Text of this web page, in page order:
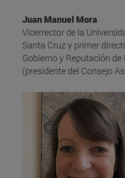
Juan Manuel Mora
Vicerrector de la
Santa Cruz y primer
Gobierno y Reputación de
(presidente del Consejo